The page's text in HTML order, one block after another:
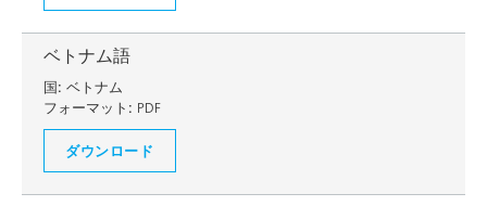
ベトナム語
国: ベトナム
フォーマット: PDF
ダウンロード